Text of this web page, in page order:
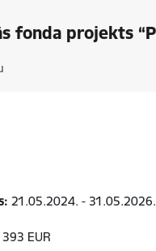
fonda projekts
21.05.2024. - 31.05.2026.
EUR